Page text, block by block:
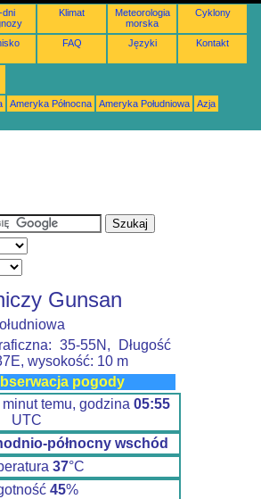
dni
Klimat
Meteorologia
morska
Cyklony
FAQ Języki Kontakt
Ameryka Północna Ameryka Południowa
Azja
Gunsan
35-55N, Długość
wysokość: 10 m
pogody
temu, godzina 05:55
UTC
północny wschód
37°C
45%